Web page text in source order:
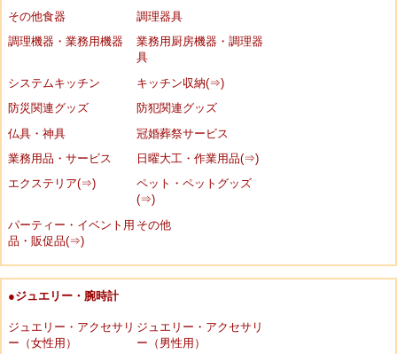
その他食器
調理器具
調理機器・業務用機器
業務用厨房機器・調理器
具
システムキッチン
キッチン収納(⇒)
防災関連グッズ
防犯関連グッズ
仏具・神具
冠婚葬祭サービス
業務用品・サービス
日曜大工・作業用品(⇒)
エクステリア(⇒)
ペット・ペットグッズ
(⇒)
パーティー・イベント用
品・販促品(⇒)
その他
●ジュエリー・腕時計
ジュエリー・アクセサリ
ー（女性用）
ジュエリー・アクセサリ
ー（男性用）